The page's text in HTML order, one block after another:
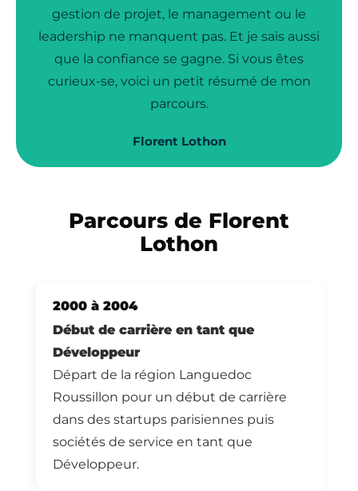
gestion de projet, le management ou le
leadership ne manquent pas. Et je sais aussi
que la confiance se gagne. Si vous êtes
curieux-se, voici un petit résumé de mon
parcours.
Florent Lothon
Parcours de Florent
Lothon
2000 à 2004
Début de carrière en tant que
Développeur
Départ de la région Languedoc
Roussillon pour un début de carrière
dans des startups parisiennes puis
sociétés de service en tant que
Développeur.